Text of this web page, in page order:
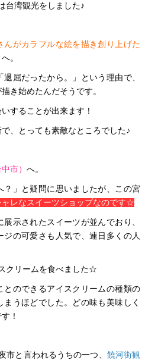
台湾観光をしました♪
んがカラフルな絵を描き創り上げた
へ。
屈だったから。」という理由で、
き始めたんだそうです。
することが出来ます！
、とっても素敵なところでした♪
市） へ。
？」と疑問に思いましたが、この宮
ャレなスイーツショップなのです☆
示されたスイーツが並んでおり、
の可愛さも人気で、連日多くの人
クリームを食べました☆
とのできるアイスクリームの種類の
うほどでした。どの味も美味しく
！
市と言われるうちの一つ、 饒河街観